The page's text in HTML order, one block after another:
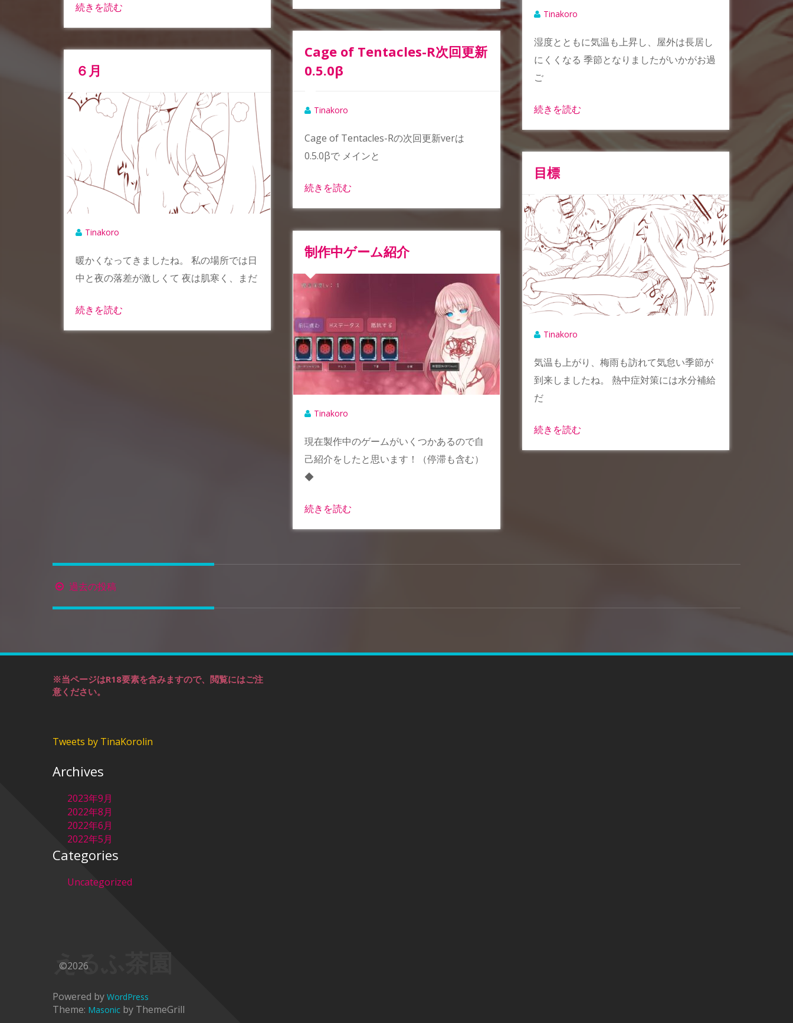
Tinakoro
湿度とともに気温も上昇し、屋外は長居し
にくくなる 季節となりましたがいかがお過
ご
続きを読む
続きを読む
Cage of Tentacles-R次回更新
0.5.0β
Tinakoro
Cage of Tentacles-Rの次回更新verは
0.5.0βで メインと
続きを読む
６月
Tinakoro
暖かくなってきましたね。 私の場所では日
中と夜の落差が激しくて 夜は肌寒く、まだ
続きを読む
目標
Tinakoro
気温も上がり、梅雨も訪れて気怠い季節が
到来しましたね。 熱中症対策には水分補給
だ
続きを読む
制作中ゲーム紹介
Tinakoro
現在製作中のゲームがいくつかあるので自
己紹介をしたと思います！（停滞も含む）
◆
続きを読む
投
稿
ゲ
シ
過去の投稿
※当ページはR18要素を含みますので、閲覧にはご注
意ください。
Tweets by TinaKorolin
Archives
2023年9月
2022年8月
2022年6月
2022年5月
Categories
Uncategorized
えるふ茶園
©2026
Powered by WordPress
Theme: Masonic by ThemeGrill